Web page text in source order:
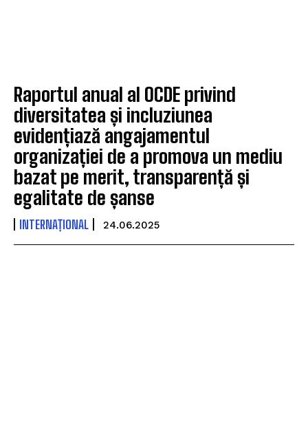
Raportul anual al OCDE privind
diversitatea și incluziunea
evidențiază angajamentul
organizației de a promova un mediu
bazat pe merit, transparență și
egalitate de șanse
INTERNAȚIONAL 24.06.2025